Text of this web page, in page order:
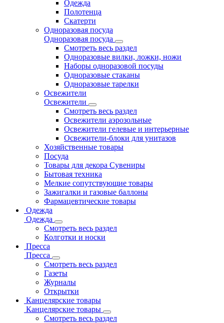
Одежда
Полотенца
Скатерти
Одноразовая посуда
Одноразовая посуда
Смотреть весь раздел
Одноразовые вилки, ложки, ножи
Наборы одноразовой посуды
Одноразовые стаканы
Одноразовые тарелки
Освежители
Освежители
Смотреть весь раздел
Освежители аэрозольные
Освежители гелевые и интерьерные
Освежители-блоки для унитазов
Хозяйственные товары
Посуда
Товары для декора Сувениры
Бытовая техника
Мелкие сопутствующие товары
Зажигалки и газовые баллоны
Фармацевтические товары
Одежда
Одежда
Смотреть весь раздел
Колготки и носки
Пресса
Пресса
Смотреть весь раздел
Газеты
Журналы
Открытки
Канцелярские товары
Канцелярские товары
Смотреть весь раздел